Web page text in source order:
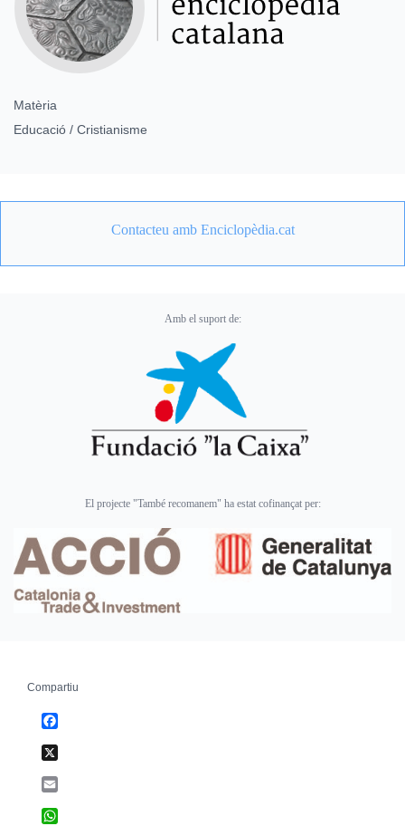
Matèria
Educació / Cristianisme
Contacteu amb Enciclopèdia.cat
Amb el suport de:
El projecte "També recomanem" ha estat cofinançat per:
Compartiu